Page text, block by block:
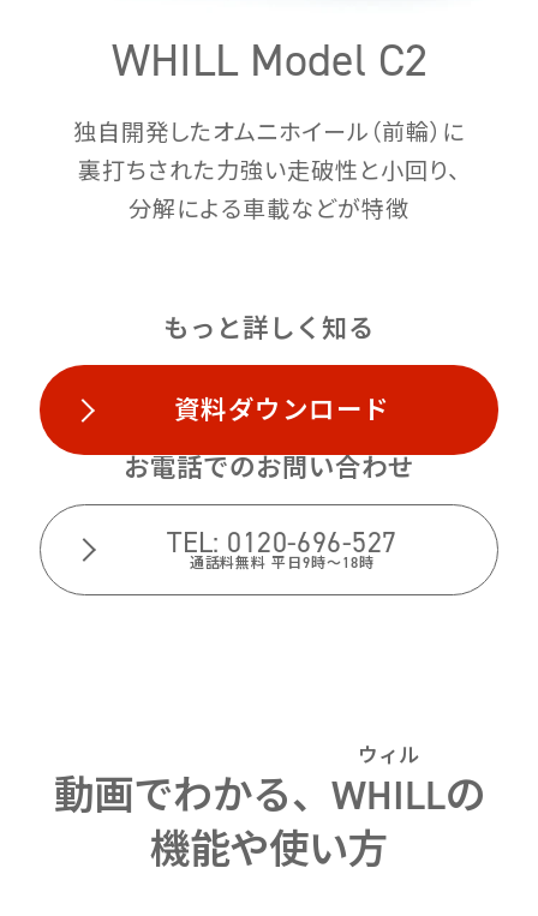
WHILL Model C2
独自開発したオムニホイール（前輪）に
裏打ちされた力強い走破性と小回り、
分解による車載などが特徴
もっと詳しく知る
資料ダウンロード
お電話でのお問い合わせ
TEL: 0120-696-527
通話料無料 平日9時〜18時
動画でわかる、 WHILL
ウィル
の
機能や使い方